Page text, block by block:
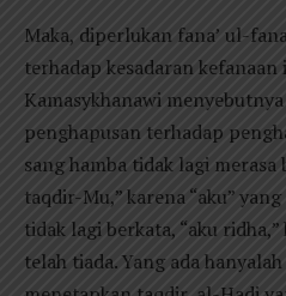
Maka, diperlukan fana’ ul-
terhadap kesadaran
Kamasykhanawi
penghapusan terhadap
sang hamba tidak lagi merasa
taqdir-Mu,” karena “aku”
tidak lagi berkata, “aku
telah tiada. Yang ada